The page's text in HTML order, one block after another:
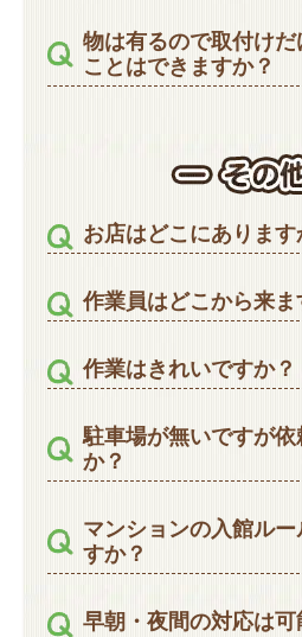
物は有るので取付け
ことはできますか？
お店はどこにあります
作業員はどこから来ま
作業はきれいですか？
駐車場が無いですが
か？
マンションの入館ルー
すか？
早朝・夜間の対応は可